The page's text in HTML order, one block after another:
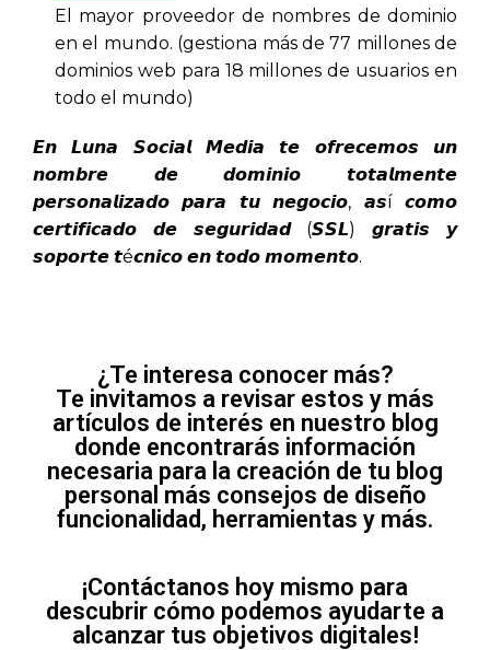
El mayor proveedor de nombres de dominio
en el mundo. (gestiona más de 77 millones de
dominios web para 18 millones de usuarios en
todo el mundo)
𝙀𝙣 𝙇𝙪𝙣𝙖 𝙎𝙤𝙘𝙞𝙖𝙡 𝙈𝙚𝙙𝙞𝙖 𝙩𝙚 𝙤𝙛𝙧𝙚𝙘𝙚𝙢𝙤𝙨 𝙪𝙣
𝙣𝙤𝙢𝙗𝙧𝙚 𝙙𝙚 𝙙𝙤𝙢𝙞𝙣𝙞𝙤 𝙩𝙤𝙩𝙖𝙡𝙢𝙚𝙣𝙩𝙚
𝙥𝙚𝙧𝙨𝙤𝙣𝙖𝙡𝙞𝙯𝙖𝙙𝙤 𝙥𝙖𝙧𝙖 𝙩𝙪 𝙣𝙚𝙜𝙤𝙘𝙞𝙤, 𝙖𝙨í 𝙘𝙤𝙢𝙤
𝙘𝙚𝙧𝙩𝙞𝙛𝙞𝙘𝙖𝙙𝙤 𝙙𝙚 𝙨𝙚𝙜𝙪𝙧𝙞𝙙𝙖𝙙 (𝙎𝙎𝙇) 𝙜𝙧𝙖𝙩𝙞𝙨 𝙮
𝙨𝙤𝙥𝙤𝙧𝙩𝙚 𝙩é𝙘𝙣𝙞𝙘𝙤 𝙚𝙣 𝙩𝙤𝙙𝙤 𝙢𝙤𝙢𝙚𝙣𝙩𝙤.
¿Te interesa conocer más?
Te invitamos a revisar estos y más
artículos de interés en nuestro blog
donde encontrarás información
necesaria para la creación de tu blog
personal más consejos de diseño
funcionalidad, herramientas y más.
¡Contáctanos hoy mismo para
descubrir cómo podemos ayudarte a
alcanzar tus objetivos digitales!